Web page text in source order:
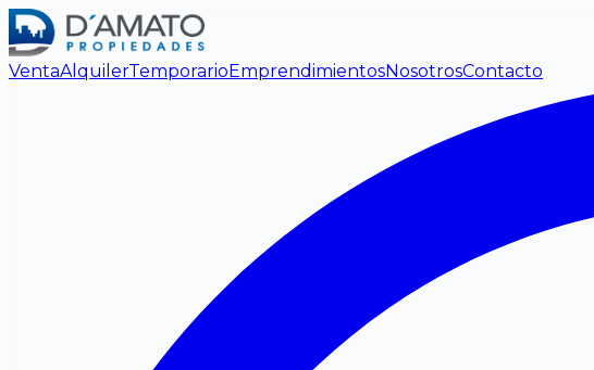
VentaAlquilerTemporarioEmprendimientosNosotrosContacto